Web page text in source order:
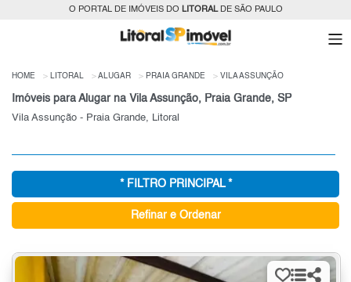
O PORTAL DE IMÓVEIS DO LITORALDE SÃO PAULO
HOME LITORAL ALUGAR PRAIA GRANDE VILA ASSUNÇÃO
Imóveis para Alugar na Vila Assunção, Praia Grande, SP
Vila Assunção - Praia Grande, Litoral
* FILTRO PRINCIPAL *
Refinar e Ordenar